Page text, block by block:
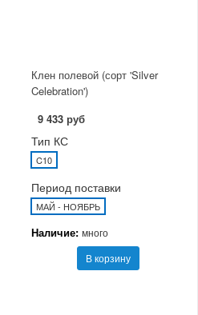
Клен полевой (сорт 'Silver
Celebration')
9 433 руб
Тип КС
C10
Период поставки
МАЙ - НОЯБРЬ
Наличие: много
В корзину